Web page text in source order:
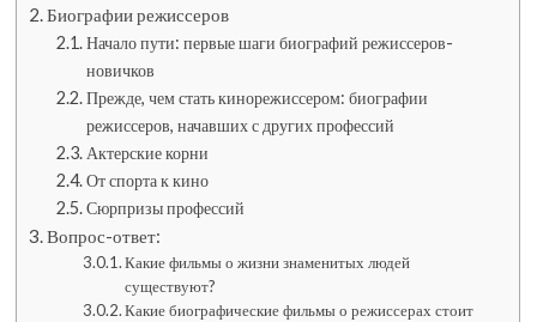
Биографии режиссеров
Начало пути: первые шаги биографий режиссеров-
новичков
Прежде, чем стать кинорежиссером: биографии
режиссеров, начавших с других профессий
Актерские корни
От спорта к кино
Сюрпризы профессий
Вопрос-ответ:
Какие фильмы о жизни знаменитых людей
существуют?
Какие биографические фильмы о режиссерах стоит